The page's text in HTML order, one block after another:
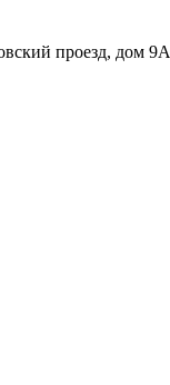
проезд, дом 9А